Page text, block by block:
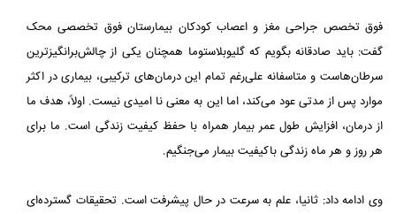
فوق تخصص جراحی مغز و اعصاب کودکان بیمارستان فوق تخصصی محک
گفت: باید صادقانه بگویم که گلیوبلاستوما همچنان یکی از چالش‌برانگیزترین
سرطان‌هاست و متاسفانه علی‌رغم تمام این درمان‌های ترکیبی، بیماری در اکثر
موارد پس از مدتی عود می‌کند، اما این به معنی نا امیدی نیست. اولاً، هدف ما
از درمان، افزایش طول عمر بیمار همراه با حفظ کیفیت زندگی است. ما برای
هر روز و هر ماه زندگی باکیفیت بیمار می‌جنگیم.
وی ادامه داد: ثانیا، علم به سرعت در حال پیشرفت است. تحقیقات گسترده‌ای